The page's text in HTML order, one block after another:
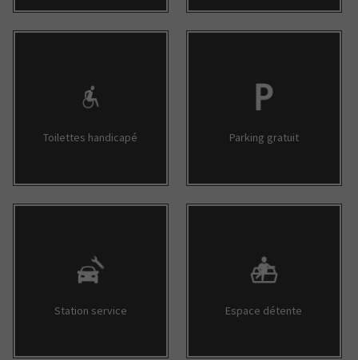
Toilettes handicapé Parking gratuit
Station service Espace détente